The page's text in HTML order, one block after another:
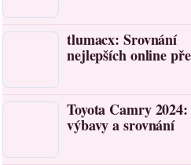
tlumacx: Srovnání
nejlepších online
Toyota Camry 2024:
výbavy a srovnání